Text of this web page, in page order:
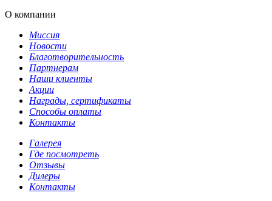
О компании
Миссия
Новости
Благотворительность
Партнерам
Наши клиенты
Акции
Награды, сертификаты
Способы оплаты
Контакты
Галерея
Где посмотреть
Отзывы
Дилеры
Контакты